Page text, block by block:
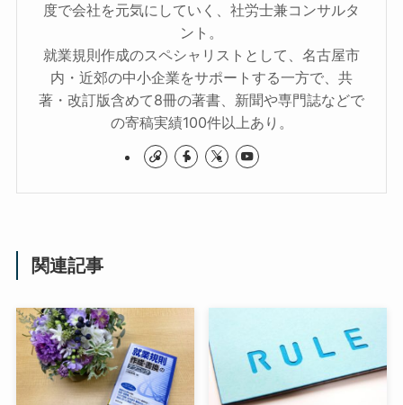
度で会社を元気にしていく、社労士兼コンサルタ
ント。
就業規則作成のスペシャリストとして、名古屋市
内・近郊の中小企業をサポートする一方で、共
著・改訂版含めて8冊の著書、新聞や専門誌などで
の寄稿実績100件以上あり。
関連記事